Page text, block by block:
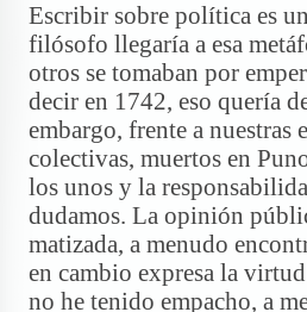
Escribir sobre política es
filósofo llegaría a esa
otros se tomaban por
decir en 1742, eso quería
embargo, frente a nuestras
colectivas, muertos en
los unos y la
dudamos. La opinión
matizada, a menudo
en cambio expresa la
no he tenido empacho, a